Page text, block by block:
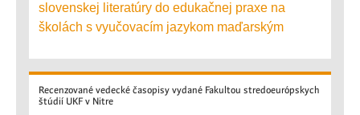
slovenskej literatúry do edukačnej praxe na
školách s vyučovacím jazykom maďarským
Recenzované vedecké časopisy vydané Fakultou stredoeurópskych
štúdií UKF v Nitre